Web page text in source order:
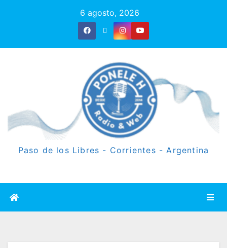
6 agosto, 2026
Paso de los Libres - Corrientes - Argentina